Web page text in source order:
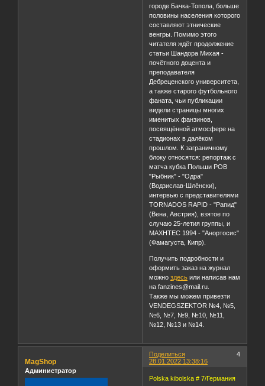
городе Бачка-Топола, больше
половины населения которого
составляют этнические
венгры. Помимо этого
читателя ждёт продолжение
статьи Шандора Михая -
почётного доцента и
преподавателя
Дебреценского университета,
а также старого футбольного
фаната, чьи публикации
видели страницы многих
именитых фанзинов,
посвящённой атмосфере на
стадионах в далёком
прошлом. К заграничному
блоку относятся: репортаж с
матча кубка Польши РОВ
"Рыбник" - "Одра"
(Водзислав-Шлёнски),
интервью с представителями
TORNADOS RAPID - "Рапид"
(Вена, Австрия), взятое по
случаю 25-летия группы, и
MAXHTEC 1994 - "Анортосис"
(Фамагуста, Кипр).
Получить подробности и
оформить заказ на журнал
можноздесь или написав нам
на fanzines@mail.ru.
Также мы можем привезти
VENDEGSZEKTOR №4, №5,
№6, №7, №9, №10, №11,
№12, №13 и №14.
Поделиться
4
28.01.2022 13:38:16
MagShop
Администратор
Polska kibolska # 7/Германия